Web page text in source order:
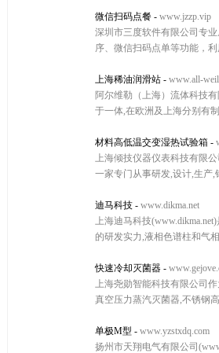
微信扫码点餐 - www.jzzp.vip
深圳市三度软件有限公司专
序、微信扫码点单等功能，
上海稀油润滑站 - www.all-
阿尔维勒（上海）流体科技
于一体,在欧洲及上海分别有
材料高低温交变湿热试验箱 -
上海倾技仪器仪表科技有限
一家专门从事研发,设计,生产
迪马科技 - www.dikma.net
上海迪马科技
的研发实力,液相色谱柱和气
快速冷却灭菌器 -
上海尧勋智能科技有限公司
真空压力蒸汽灭菌器,不锈钢
单极M型 - www.yzstxdq.com
扬州市天翔电气有限公司